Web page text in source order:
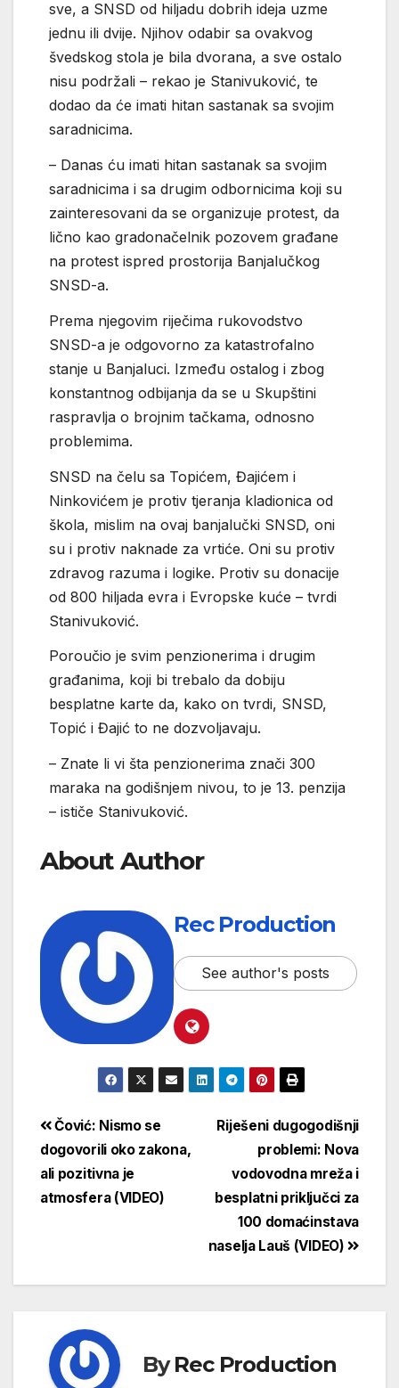
sve, a SNSD od hiljadu dobrih ideja uzme
jednu ili dvije. Njihov odabir sa ovakvog
švedskog stola je bila dvorana, a sve ostalo
nisu podržali – rekao je Stanivuković, te
dodao da će imati hitan sastanak sa svojim
saradnicima.
– Danas ću imati hitan sastanak sa svojim
saradnicima i sa drugim odbornicima koji su
zainteresovani da se organizuje protest, da
lično kao gradonačelnik pozovem građane
na protest ispred prostorija Banjalučkog
SNSD-a.
Prema njegovim riječima rukovodstvo
SNSD-a je odgovorno za katastrofalno
stanje u Banjaluci. Između ostalog i zbog
konstantnog odbijanja da se u Skupštini
raspravlja o brojnim tačkama, odnosno
problemima.
SNSD na čelu sa Topićem, Đajićem i
Ninkovićem je protiv tjeranja kladionica od
škola, mislim na ovaj banjalučki SNSD, oni
su i protiv naknade za vrtiće. Oni su protiv
zdravog razuma i logike. Protiv su donacije
od 800 hiljada evra i Evropske kuće – tvrdi
Stanivuković.
Poroučio je svim penzionerima i drugim
građanima, koji bi trebalo da dobiju
besplatne karte da, kako on tvrdi, SNSD,
Topić i Đajić to ne dozvoljavaju.
– Znate li vi šta penzionerima znači 300
maraka na godišnjem nivou, to je 13. penzija
– ističe Stanivuković.
About Author
Rec Production
See author's posts
Riješeni dugogodišnji
problemi: Nova
vodovodna mreža i
besplatni priključci za
100 domaćinstava
naselja Lauš (VIDEO)
Čović: Nismo se
dogovorili oko zakona,
ali pozitivna je
atmosfera (VIDEO)
ByRec Production